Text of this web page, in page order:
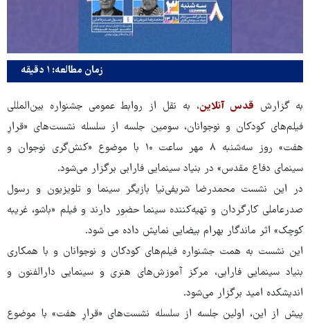
زمان مطالعه: ۱ دقیقه
به گزارش قدس آنلاین، به نقل از روابط عمومی جشنواره بین‌المللی
فیلم‌های کودکان و نوجوانان، سومین جلسه از سلسله نشست‌های «قرارِ
هفت» روز سه‌شنبه ۸ مهر ساعت ۱۰ با موضوع «کنش‌گری نوجوان و
سینمای دفاع مقدس» در بنیاد سینمایی فارابی برگزار می‌شود.
در این نشست محمدرضا شریفی‌نیا بازیگر سینما و تلویزیون و رسول
صدرعاملی کارگردان و تهیه‌کننده سینما حضور دارند و فیلم «باشو، غریبه
کوچک» اثر ماندگار بهرام بیضایی نمایش داده می شود.
این نشست به همت جشنواره فیلم‌های کودکان و نوجوانان و با همکاری
بنیاد سینمایی فارابی، مرکز آموزش‌های هنری و سینمایی دارالفنون و
اندیشکده امید برگزار می‌شود.
پیش از این، اولین جلسه از سلسله نشست‌های «قرارِ هفت» با موضوع